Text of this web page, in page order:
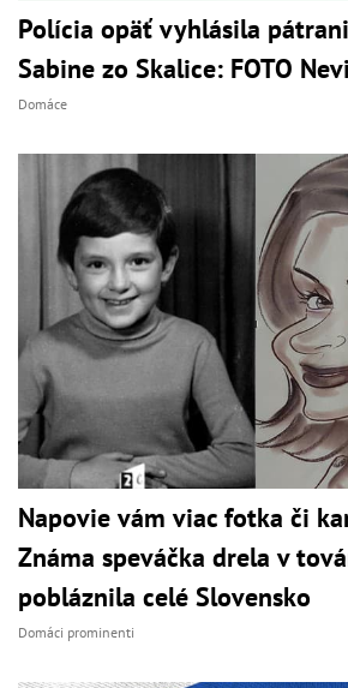
Polícia opäť vyhlásila
Sabine zo Skalice: FOTO
Domáce
Napovie vám viac fotka či
Známa speváčka drela v
pobláznila celé Slovensko
Domáci prominenti